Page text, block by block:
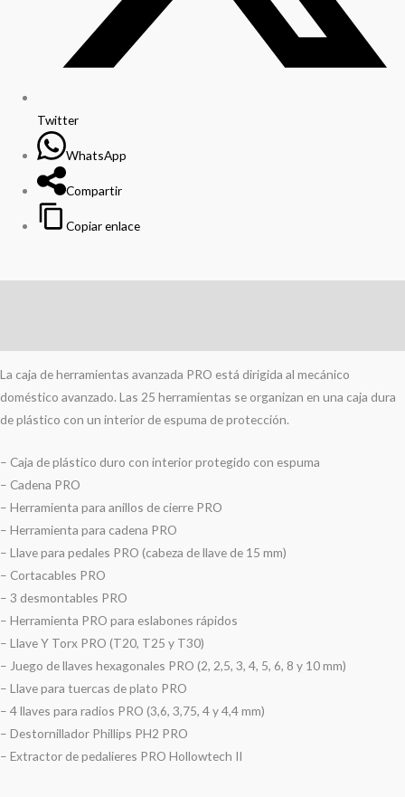
Twitter
WhatsApp
Compartir
Copiar enlace
La caja de herramientas avanzada PRO está dirigida al mecánico
doméstico avanzado. Las 25 herramientas se organizan en una caja dura
de plástico con un interior de espuma de protección.
– Caja de plástico duro con interior protegido con espuma
– Cadena PRO
– Herramienta para anillos de cierre PRO
– Herramienta para cadena PRO
– Llave para pedales PRO (cabeza de llave de 15 mm)
– Cortacables PRO
– 3 desmontables PRO
– Herramienta PRO para eslabones rápidos
– Llave Y Torx PRO (T20, T25 y T30)
– Juego de llaves hexagonales PRO (2, 2,5, 3, 4, 5, 6, 8 y 10 mm)
– Llave para tuercas de plato PRO
– 4 llaves para radios PRO (3,6, 3,75, 4 y 4,4 mm)
– Destornillador Phillips PH2 PRO
– Extractor de pedalieres PRO Hollowtech II